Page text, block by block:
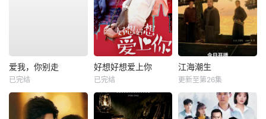
爱我，你别走
已完结
好想好想爱上你
已完结
江海潮生
更新至第26集